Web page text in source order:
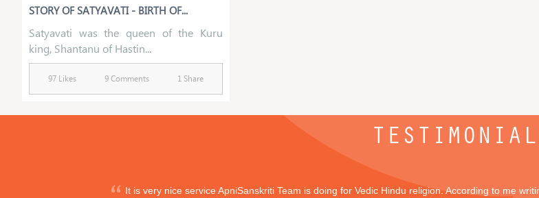
STORY OF SATYAVATI - BIRTH OF...
Satyavati was the queen of the Kuru
king, Shantanu of Hastin...
97 Likes 9 Comments 1 Share
It is very nice service ApniSanskriti Team is doing for Vedic Hindu religion. According to me